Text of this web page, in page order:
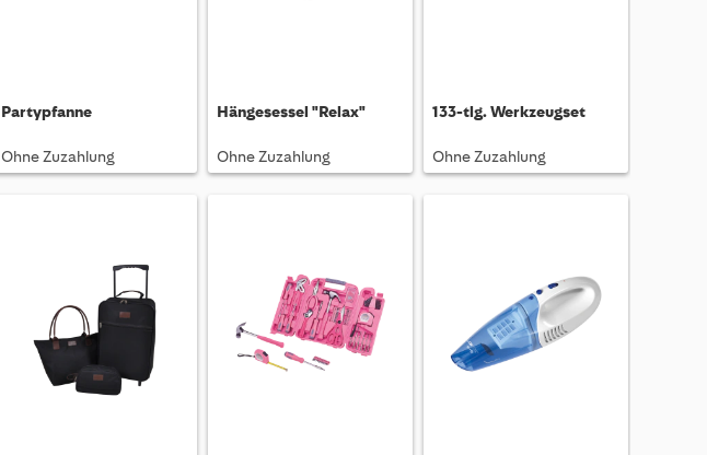
Partypfanne
Ohne Zuzahlung
Hängesessel "Relax"
Ohne Zuzahlung
133-tlg. Werkzeugset
Ohne Zuzahlung